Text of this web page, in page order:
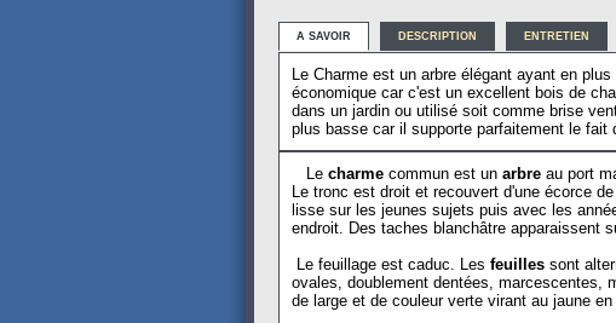
A SAVOIR DESCRIPTION ENTRETIEN
Le Charme est un arbre élégant ayant en
économique car c'est un excellent bois de
dans un jardin ou utilisé soit comme brise
plus basse car il supporte parfaitement le fait
Le charme commun est un arbre au port
Le tronc est droit et recouvert d'une écorce
lisse sur les jeunes sujets puis avec les
endroit. Des taches blanchâtre apparaissent
Le feuillage est caduc. Les feuilles sont
ovales, doublement dentées, marcescentes,
de large et de couleur verte virant au jaune en